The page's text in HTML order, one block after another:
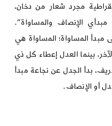
مجرد شعار من دخان،
مبدأي الإنصاف والمساواة”.
مبدأ المساواة؛ المساواة هي
بينما العدل إعطاء كل ذي
بدأ الجدل عن نجاعة مبدأ
أو الإنصاف.